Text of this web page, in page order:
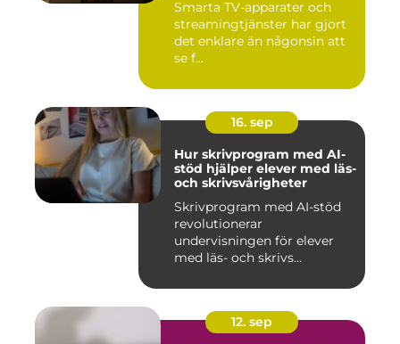
Smarta TV-apparater och
streamingtjänster har gjort
det enklare än någonsin att
se f...
16. sep
Hur skrivprogram med AI-
stöd hjälper elever med läs-
och skrivsvårigheter
Skrivprogram med AI-stöd
revolutionerar
undervisningen för elever
med läs- och skrivs...
12. sep